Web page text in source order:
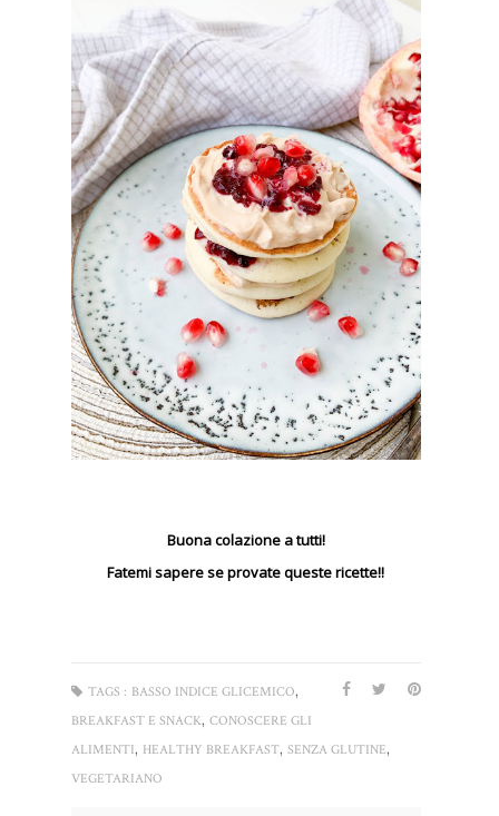
Buona colazione a tutti!
Fatemi sapere se provate queste ricette!!
TAGS : BASSO INDICE GLICEMICO,
BREAKFAST E SNACK, CONOSCERE GLI
ALIMENTI, HEALTHY BREAKFAST, SENZA GLUTINE,
VEGETARIANO